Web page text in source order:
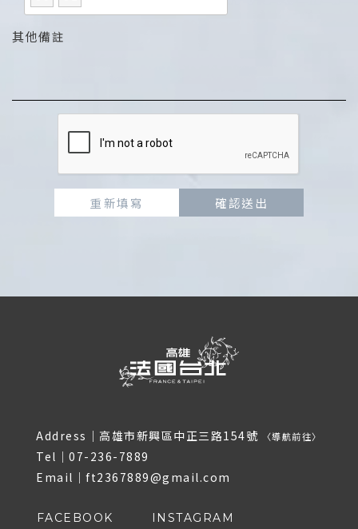
其他備註
重新填寫 確認送出
Address｜ 高雄市新興區中正三路154號 〈導航前往〉
Tel｜07-236-7889
Email｜ft2367889@gmail.com
FACEBOOK INSTAGRAM